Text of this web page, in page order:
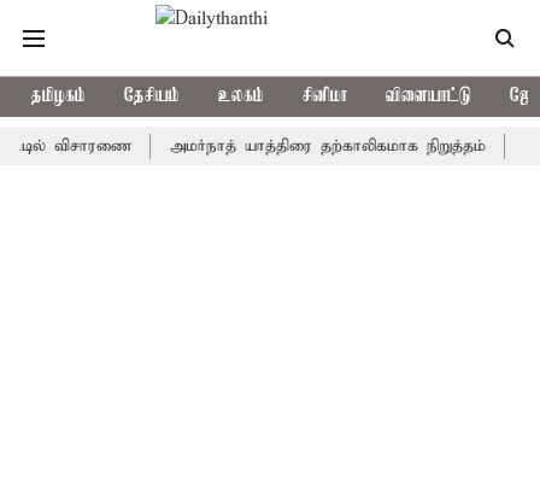
தமிழகம் தேசியம் உலகம் சினிமா விளையாட்டு
விசாரணை அமர்நாத் யாத்திரை தற்காலிகமாக நிறுத்தம்